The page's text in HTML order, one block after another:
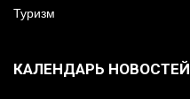
Туризм
КАЛЕНДАРЬ НОВОСТЕЙ